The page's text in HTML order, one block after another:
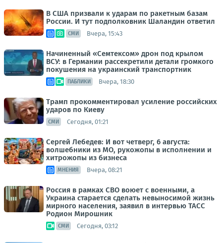
В США призвали к ударам по ракетным базам
России. И тут подполковник Шаландин ответил
СМИ Вчера, 15:43
Начиненный «Семтексом» дрон под крылом
ВСУ: в Германии рассекретили детали громкого
покушения на украинский транспортник
ПАБЛИКИ Вчера, 18:30
Трамп прокомментировал усиление российских
ударов по Киеву
СМИ Сегодня, 01:21
Сергей Лебедев: И вот четверг, 6 августа:
волшебники из МО, рукожопы в исполнении и
хитрожопы из бизнеса
МНЕНИЯ Вчера, 08:21
Россия в рамках СВО воюет с военными, а
Украина старается сделать невыносимой жизнь
мирного населения, заявил в интервью ТАСС
Родион Мирошник
СМИ Сегодня, 03:12